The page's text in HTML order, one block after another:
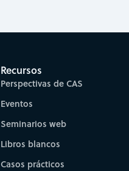
Recursos
Perspectivas de CAS
Eventos
Seminarios web
Libros blancos
Casos prácticos